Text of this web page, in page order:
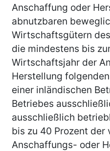
Anschaffung oder
abnutzbaren
Wirtschaftsgütern
die mindestens bis
Wirtschaftsjahr der
Herstellung
einer inländischen
Betriebes
ausschließlich
bis zu 40 Prozent der
Anschaffungs- oder